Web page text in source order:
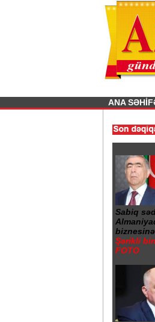
Previous
ANA
Gəncə şəhərində 20
Sabiq
Şərikli
FOTO